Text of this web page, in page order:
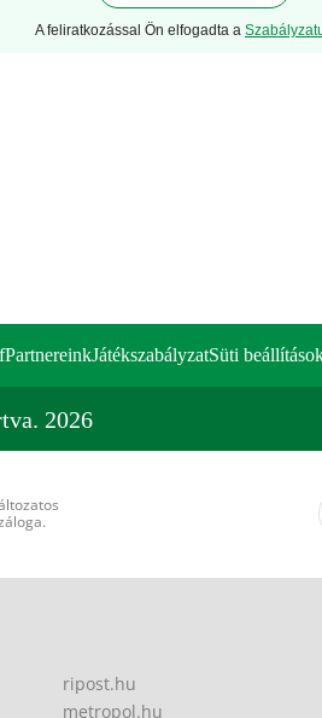
A feliratkozással Ön elfogadta a
PartnereinkJátékszabályzatSüti
2026
ripost.hu
metropol.hu